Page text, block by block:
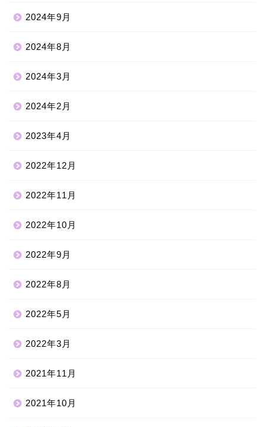
2024年9月
2024年8月
2024年3月
2024年2月
2023年4月
2022年12月
2022年11月
2022年10月
2022年9月
2022年8月
2022年5月
2022年3月
2021年11月
2021年10月